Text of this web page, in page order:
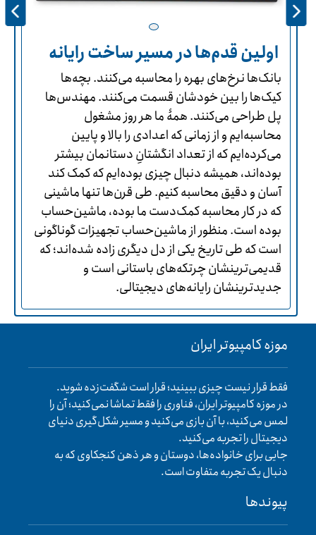
اولین قدم‌ها در مسیر ساخت رایانه‌
بانک‌ها نرخ‌های بهره را محاسبه می‌کنند. بچه‌ها
کیک‌ها را بین خودشان قسمت می‌کنند. مهندس‌ها
پل طراحی می‌کنند. همۀ ما هر روز مشغول
محاسبه‌ایم و از زمانی که اعدادی را بالا و پایین
می‌کرده‌ایم که از تعداد انگشتانِ دستانمان بیشتر
بوده‌اند، همیشه دنبال چیزی بوده‌ایم که کمک کند
آسان و دقیق محاسبه کنیم. طی قرن‌ها تنها ماشینی
که در کار محاسبه کمک‌دست‌ ما بوده، ماشین‌حساب
بوده است. منظور از ماشین‌حساب تجهیزات گوناگونی
است که طی تاریخ یکی از دل دیگری زاده شده‌اند؛ که
قدیمی‌ترینشان چرتکه‌های باستانی است و
جدیدترینشان رایانه‌های دیجیتالی.
موزه کامپیوتر ایران
فقط قرار نیست چیزی ببینید؛ قرار است شگفت‌زده شوید.
در موزه کامپیوتر ایران، فناوری را فقط تماشا نمی‌کنید؛ آن را
لمس می‌کنید، با آن بازی می‌کنید و مسیر شکل‌گیری دنیای
دیجیتال را تجربه می‌کنید.
جایی برای خانواده‌ها، دوستان و هر ذهن کنجکاوی که به
دنبال یک تجربه متفاوت است.
پیوند‌ها